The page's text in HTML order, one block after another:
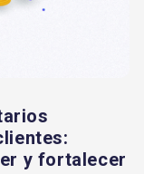
y fortalecer